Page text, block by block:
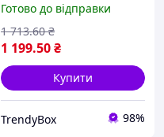
тактичний одяг для
поліції тепла флісова
куртка box2
Готово до відправки
1 199.50₴
1 713.60 ₴
Купити
TrendyBox 98%